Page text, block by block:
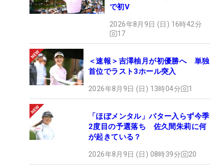
のロイヤルリザム＆セントアンズGCで行われる1年
で初V
2026年8月9日 (日) 16時42分
17
＜速報＞吉澤柚月が初優勝へ 単独
首位でラスト3ホール突入
2026年8月9日 (日) 13時04分 1
「ほぼメンタル」パター入らず今季
2度目の予選落ち 佐久間朱莉に何
が起きている？
2026年8月9日 (日) 08時39分 20